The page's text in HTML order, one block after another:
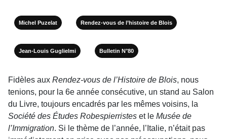
Michel Puzelat Rendez-vous de l’histoire de Blois
Jean-Louis Guglielmi Bulletin N°80
Fidèles aux Rendez-vous de l’Histoire de Blois, nous
tenions, pour la 6e année consécutive, un stand au Salon
du Livre, toujours encadrés par les mêmes voisins, la
Société des Études Robespierristes et le Musée de
l’Immigration. Si le thème de l’année, l’Italie, n’était pas